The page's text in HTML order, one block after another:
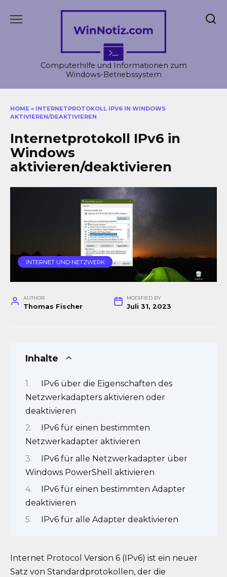
Computerhilfe und Informationen zum
Windows-Betriebssystem
HOME » INTERNETPROTOKOLL IPV6 IN WINDOWS
AKTIVIEREN/DEAKTIVIEREN
Internetprotokoll IPv6 in
Windows
aktivieren/deaktivieren
INTERNET UND NETZWERK
AUTHOR
Thomas Fischer
MODIFIED BY
Juli 31, 2023
Inhalte
IPv6 über die Eigenschaften des
Netzwerkadapters aktivieren oder
deaktivieren
IPv6 für einen bestimmten
Netzwerkadapter aktivieren
IPv6 für alle Netzwerkadapter über
Windows PowerShell aktivieren
IPv6 für einen bestimmten Adapter
deaktivieren
IPv6 für alle Adapter deaktivieren
Internet Protocol Version 6 (IPv6) ist ein neuer
Satz von Standardprotokollen, der die